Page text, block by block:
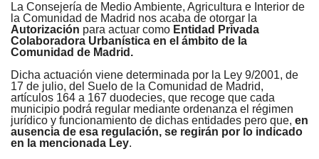
La Consejería de Medio Ambiente, Agricultura e Interior de
la Comunidad de Madrid nos acaba de otorgar la
Autorización para actuar como Entidad Privada
Colaboradora Urbanística en el ámbito de la
Comunidad de Madrid.
Dicha actuación viene determinada por la Ley 9/2001, de
17 de julio, del Suelo de la Comunidad de Madrid,
artículos 164 a 167 duodecies, que recoge que cada
municipio podrá regular mediante ordenanza el régimen
jurídico y funcionamiento de dichas entidades pero que, en
ausencia de esa regulación, se regirán por lo indicado
en la mencionada Ley.